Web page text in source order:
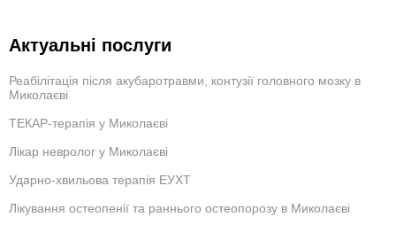
Актуальні послуги
Реабілітація після акубаротравми, контузії головного мозку в
Миколаєві
ТЕКАР-терапія у Миколаєві
Лікар невролог у Миколаєві
Ударно-хвильова терапія ЕУХТ
Лікування остеопенії та раннього остеопорозу в Миколаєві